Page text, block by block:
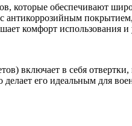
которые обеспечивают
антикоррозийным
комфорт использования
включает в себя
его идеальным для